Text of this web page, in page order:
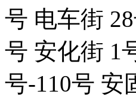
号 电车街
号 安化街 1
号-110号 安